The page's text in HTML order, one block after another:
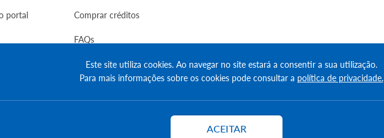
portal
Comprar créditos
FAQs
All rights reserved
Este site utiliza cookies. Ao navegar no site estará a consentir a sua utilização.
Para mais informações sobre os cookies pode consultar a política de privacidade.
ACEITAR